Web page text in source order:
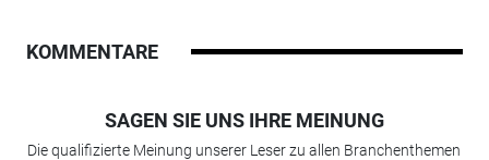
KOMMENTARE
SAGEN SIE UNS IHRE MEINUNG
Die qualifizierte Meinung unserer Leser zu allen Branchenthemen